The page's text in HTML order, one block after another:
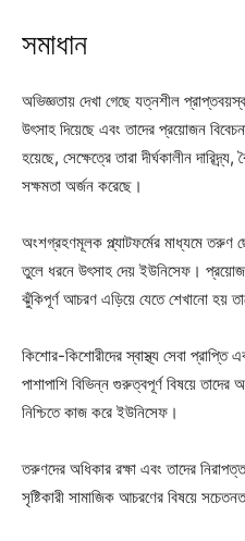
সমাধান
অভিজ্ঞতায় দেখা গেছে যত্নশীল
উৎসাহ দিয়েছে এবং তাদের প্রয়োজন
হয়েছে, সেক্ষেত্রে তারা দীর্ঘকালীন
সক্ষমতা অর্জন করেছে।
অংশগ্রহণমূলক প্ল্যাটফর্মের মাধ্যমে তরুণ
তুলে ধরনে উৎসাহ দেয় ইউনিসেফ।
ঝুঁকিপূর্ণ আচরণ এড়িয়ে যেতে শেখানো হয়
কিশোর-কিশোরীদের স্বাস্থ্য সেবা প্রাপ্তি
পাশাপাশি বিভিন্ন গুরুত্বপূর্ণ বিষয়ে
নিশ্চিতে কাজ করে ইউনিসেফ।
তরুণদের অধিকার রক্ষা এবং তাদের
সৃষ্টিকারী সামাজিক আচরণের বিষয়ে